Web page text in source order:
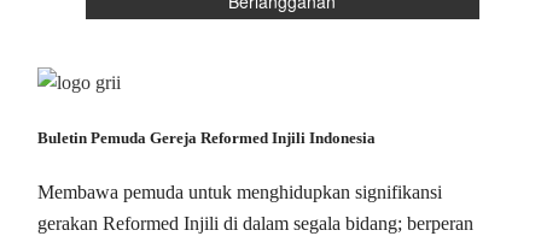
Buletin Pemuda Gereja Reformed Injili Indonesia
Membawa pemuda untuk menghidupkan signifikansi
gerakan Reformed Injili di dalam segala bidang; berperan